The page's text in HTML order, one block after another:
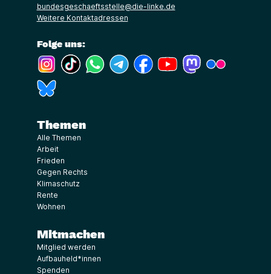
bundesgeschaeftsstelle@die-linke.de
Weitere Kontaktadressen
Folge uns:
(Link öffnet ein neues Fenster)
(Link öffnet ein neues Fenster)
(Link öffnet ein neues Fenster)
(Link öffnet ein neues Fenster)
(Link öffnet ein neues Fenster)
(Link öffnet ein neues
(Link öffnet ein
Themen
Alle Themen
Arbeit
Frieden
Gegen Rechts
Klimaschutz
Rente
Wohnen
Mitmachen
Mitglied werden
Aufbauheld*innen
Spenden